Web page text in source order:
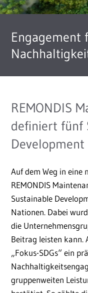
Engagement
REMONDIS
definiert fünf
Development
Auf dem Weg in
REMONDIS
Sustainable
Nationen. Dabei
die
Beitrag leisten kann.
„Fokus-SDGs“ ein
gruppenweiten